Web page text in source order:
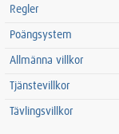
Regler
Poängsystem
Allmänna villkor
Tjänstevillkor
Tävlingsvillkor